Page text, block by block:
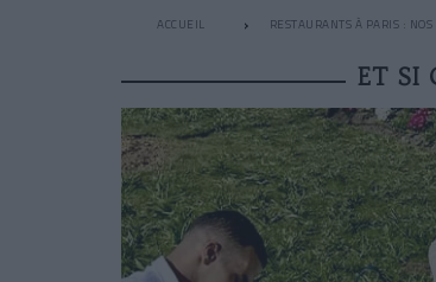
ACCUEIL RESTAURANTS À PARIS :
ET SI